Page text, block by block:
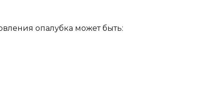
опалубка может быть: